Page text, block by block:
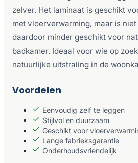
zelver. Het laminaat is geschikt
met vloerverwarming, maar is
daardoor minder geschikt voor
badkamer. Ideaal voor wie op
natuurlijke uitstraling in de
Voordelen
Eenvoudig zelf te leggen
Stijlvol en duurzaam
Geschikt voor
Lange fabrieksgarantie
Onderhoudsvriendelijk